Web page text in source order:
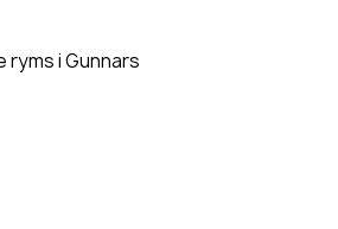
i Gunnars